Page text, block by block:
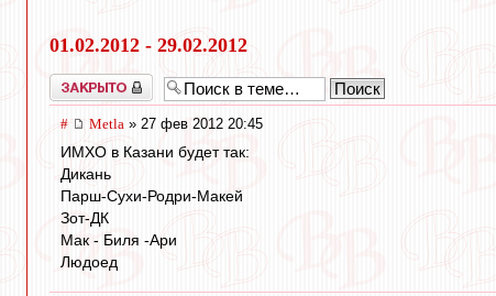
01.02.2012 - 29.02.2012
Закрыто
# Metla » 27 фев 2012 20:45
ИМХО в Казани будет так:
Дикань
Парш-Сухи-Родри-Макей
Зот-ДК
Мак - Биля -Ари
Людоед